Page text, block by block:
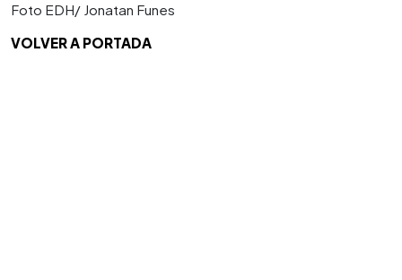
Foto EDH/ Jonatan Funes
VOLVER A PORTADA